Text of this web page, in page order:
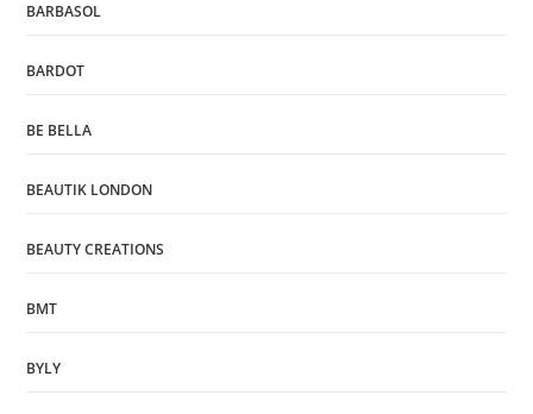
BARBASOL
BARDOT
BE BELLA
BEAUTIK LONDON
BEAUTY CREATIONS
BMT
BYLY